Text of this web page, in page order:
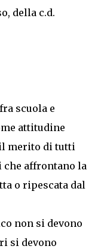
della c.d.
scuola e
attitudine
merito di tutti
affrontano la
o ripescata dal
non si devono
si devono